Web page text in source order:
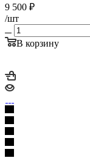
9 500 ₽
/шт
В корзину